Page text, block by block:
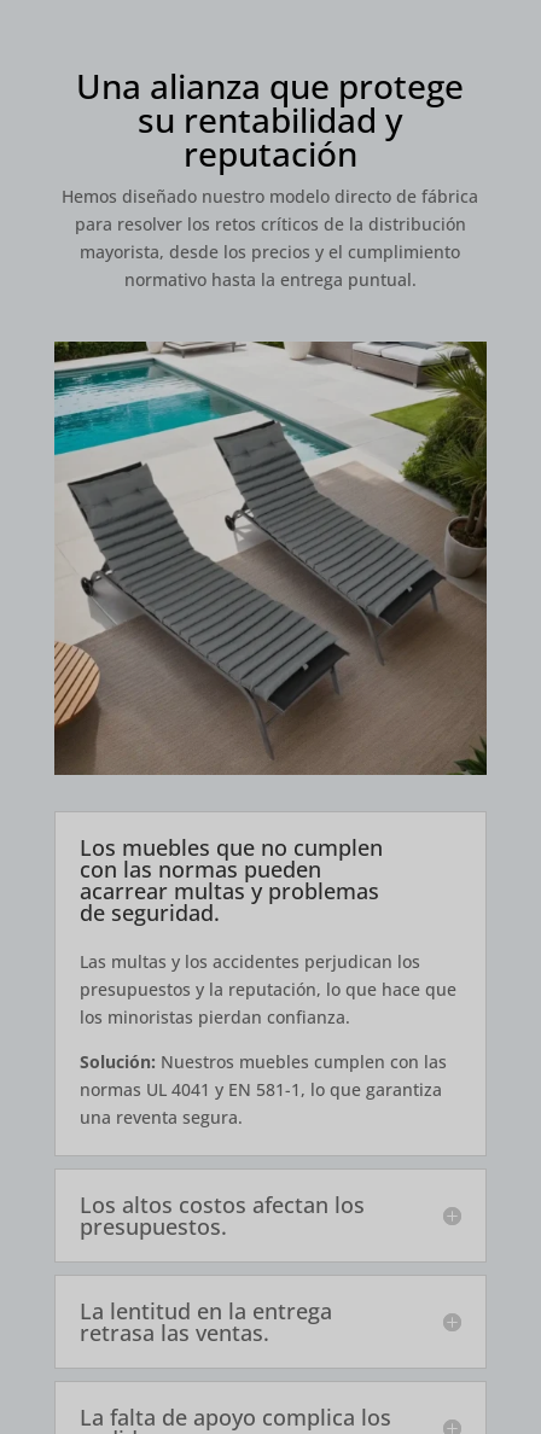
Una alianza que protege
su rentabilidad y
reputación
Hemos diseñado nuestro modelo directo de fábrica
para resolver los retos críticos de la distribución
mayorista, desde los precios y el cumplimiento
normativo hasta la entrega puntual.
Los muebles que no cumplen
con las normas pueden
acarrear multas y problemas
de seguridad.
Las multas y los accidentes perjudican los
presupuestos y la reputación, lo que hace que
los minoristas pierdan confianza.
Solución: Nuestros muebles cumplen con las
normas UL 4041 y EN 581-1, lo que garantiza
una reventa segura.
Los altos costos afectan los
presupuestos.
La lentitud en la entrega
retrasa las ventas.
La falta de apoyo complica los